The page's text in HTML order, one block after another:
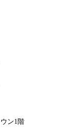
ン1階